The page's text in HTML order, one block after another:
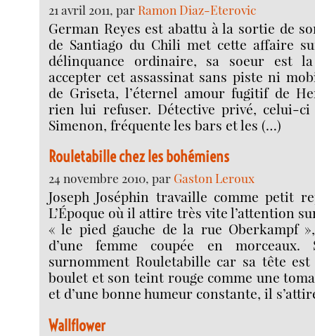
21 avril 2011, par Ramon Diaz-Eterovic
German Reyes est abattu à la sortie de
de Santiago du Chili met cette affaire
délinquance ordinaire, sa soeur est
accepter cet assassinat sans piste ni
de Griseta, l’éternel amour fugitif de
rien lui refuser. Détective privé, celui-
Simenon, fréquente les bars et les (…)
Rouletabille chez les bohémiens
24 novembre 2010, par Gaston Leroux
Joseph Joséphin travaille comme petit
L’Époque où il attire très vite l’attention
« le pied gauche de la rue Oberkampf
d’une femme coupée en morceaux.
surnomment Rouletabille car sa tête
boulet et son teint rouge comme une
et d’une bonne humeur constante, il
Wallflower